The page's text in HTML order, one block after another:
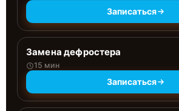
Записаться
Замена дефростера
15 мин
Записаться